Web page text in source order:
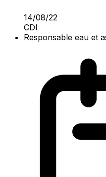
14/08/22
CDI
Responsable eau et